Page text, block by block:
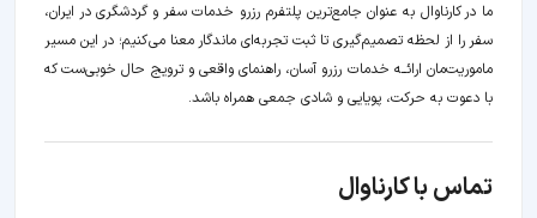
ما در کارناوال به عنوان جامع‌ترین پلتفرم رزرو خدمات سفر و گردشگری در ایران،
سفر را از لحظه‌ تصمیم‌گیری تا ثبت تجربه‌ای ماندگار معنا می‌کنیم؛ در این مسیر‍
ماموریت‌مان اراﺋــﻪ خدمات رزرو آسان، راهنمای واقعی و ترویج حال خوبی‌ست که
با دعوت به حرکت، پویایی و شادی جمعی همراه باشد.
تماس با کارناوال